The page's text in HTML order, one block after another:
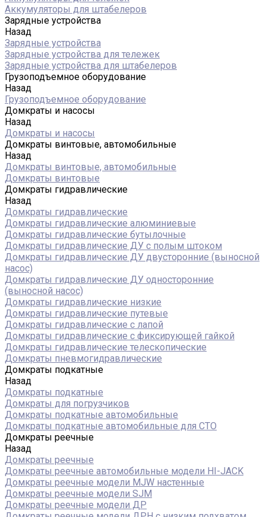
Аккумуляторы для штабелеров
Зарядные устройства
Назад
Зарядные устройства
Зарядные устройства для тележек
Зарядные устройства для штабелеров
Грузоподъемное оборудование
Назад
Грузоподъемное оборудование
Домкраты и насосы
Назад
Домкраты и насосы
Домкраты винтовые, автомобильные
Назад
Домкраты винтовые, автомобильные
Домкраты винтовые
Домкраты гидравлические
Назад
Домкраты гидравлические
Домкраты гидравлические алюминиевые
Домкраты гидравлические бутылочные
Домкраты гидравлические ДУ c полым штоком
Домкраты гидравлические ДУ двусторонние (выносной
насос)
Домкраты гидравлические ДУ односторонние
(выносной насос)
Домкраты гидравлические низкие
Домкраты гидравлические путевые
Домкраты гидравлические с лапой
Домкраты гидравлические с фиксирующей гайкой
Домкраты гидравлические телескопические
Домкраты пневмогидравлические
Домкраты подкатные
Назад
Домкраты подкатные
Домкраты для погрузчиков
Домкраты подкатные автомобильные
Домкраты подкатные автомобильные для СТО
Домкраты реечные
Назад
Домкраты реечные
Домкраты реечные автомобильные модели HI-JACK
Домкраты реечные модели MJW настенные
Домкраты реечные модели SJM
Домкраты реечные модели ДР